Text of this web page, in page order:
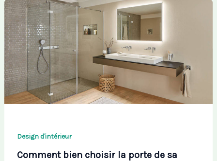
Design d'intérieur
Comment bien choisir la porte de sa